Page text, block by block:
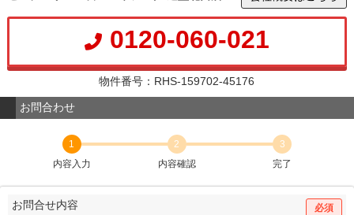
0120-060-021
物件番号：RHS-159702-45176
お問合わせ
1
内容入力
2
内容確認
3
完了
お問合せ内容 必須